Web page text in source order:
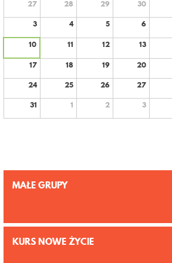
27 28 29 30
3
4 5 6
10 11 12 13
17 18 19 20
24
25 26 27
31
1 2 3
MAŁE GRUPY
KURS NOWE ŻYCIE